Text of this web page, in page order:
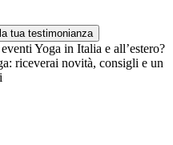
tua testimonianza
Yoga in Italia e all’estero?
riceverai novità, consigli e un